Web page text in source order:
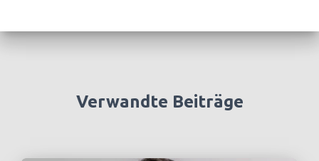
Verwandte Beiträge